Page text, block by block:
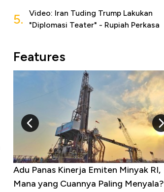
5.
Video: Iran Tuding Trump Lakukan
"Diplomasi Teater" - Rupiah Perkasa
Features
Adu Panas Kinerja Emiten Minyak RI,
Mana yang Cuannya Paling Menyala?